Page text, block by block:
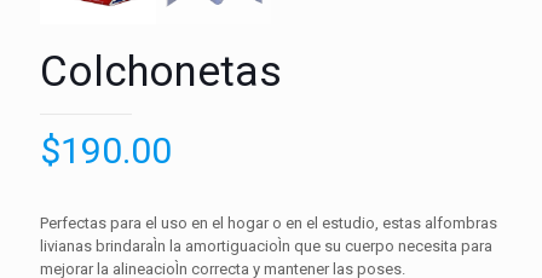
Colchonetas
$190.00
Perfectas para el uso en el hogar o en el estudio, estas alfombras
livianas brindaraÌn la amortiguacioÌn que su cuerpo necesita para
mejorar la alineacioÌn correcta y mantener las poses.